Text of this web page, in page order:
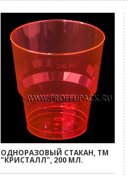
ОДНОРАЗОВЫЙ СТАКАН, ТМ
"КРИСТАЛЛ", 200 МЛ.